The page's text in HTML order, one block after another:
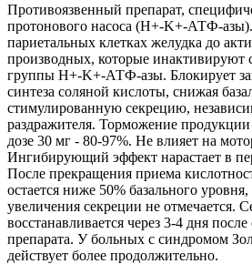
Противоязвенный препарат,
протонового насоса (H+-K+-АТФ-
париетальных клетках желудка до
производных, которые инактивируют
группы H+-K+-АТФ-азы. Блокирует
синтеза соляной кислоты, снижая
стимулированную секрецию,
раздражителя. Торможение
дозе 30 мг - 80-97%. Не влияет на
Ингибирующий эффект нарастает в
После прекращения приема
остается ниже 50% базального
увеличения секреции не отмечается.
восстанавливается через 3-4 дня
препарата. У больных с синдромом
действует более продолжительно.